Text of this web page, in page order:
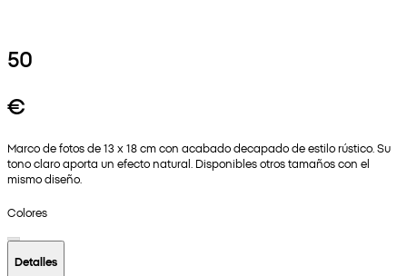
50
€
Marco de fotos de 13 x 18 cm con acabado decapado de estilo rústico. Su
tono claro aporta un efecto natural. Disponibles otros tamaños con el
mismo diseño.
Colores
Detalles